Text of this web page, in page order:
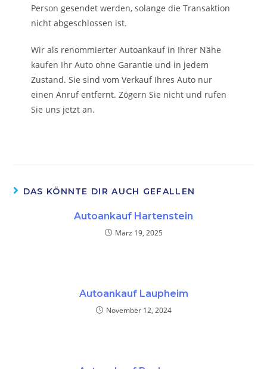
Person gesendet werden, solange die Transaktion
nicht abgeschlossen ist.
Wir als renommierter Autoankauf in Ihrer Nähe
kaufen Ihr Auto ohne Garantie und in jedem
Zustand. Sie sind vom Verkauf Ihres Auto nur
einen Anruf entfernt. Zögern Sie nicht und rufen
Sie uns jetzt an.
DAS KÖNNTE DIR AUCH GEFALLEN
Autoankauf Hartenstein
März 19, 2025
Autoankauf Laupheim
November 12, 2024